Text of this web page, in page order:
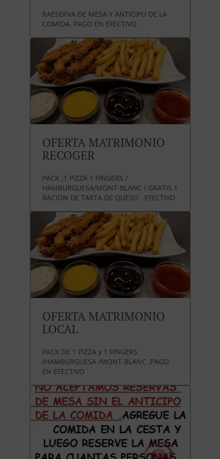
RAESERVA DE MESA Y ANTICIPO DE LA
COMIDA. PAGO EN EFECTIVO
OFERTA MATRIMONIO
RECOGER
PACK :1 PIZZA 1 FINGERS /
HAMBURGUESA/MONT-BLANC / GRATIS 1
RACION DE TARTA DE QUESO . EFECTIVO
OFERTA MATRIMONIO
LOCAL
PACK DE 1 PIZZA y 1 FINGERS
/HAMBURGUESA /MONT-BLANC .PAGO
EN EFECTIVO